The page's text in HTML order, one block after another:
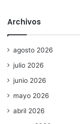
Archivos
agosto 2026
julio 2026
junio 2026
mayo 2026
abril 2026